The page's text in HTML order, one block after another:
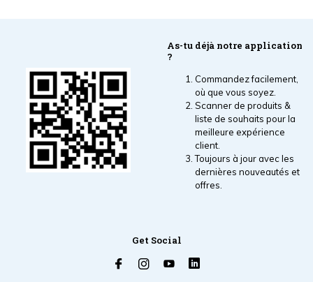
As-tu déjà notre application
?
Commandez facilement,
où que vous soyez.
Scanner de produits &
liste de souhaits pour la
meilleure expérience
client.
Toujours à jour avec les
dernières nouveautés et
offres.
Get Social